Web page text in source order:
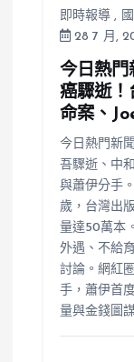
即時報導 ,
28 7 月,
今日熱門
癌驟逝
命案、
今日熱門新
吾驟逝、中
與蕭伊分手
歲，台灣出
量達50萬本
外遇、不給
討論。網紅
手，蕭伊首
量與金錢圖